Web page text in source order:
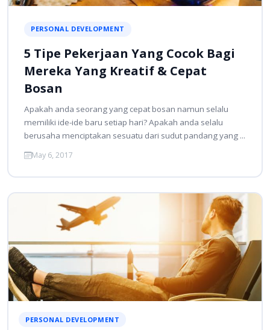
PERSONAL DEVELOPMENT
5 Tipe Pekerjaan Yang Cocok Bagi
Mereka Yang Kreatif & Cepat
Bosan
Apakah anda seorang yang cepat bosan namun selalu
memiliki ide-ide baru setiap hari? Apakah anda selalu
berusaha menciptakan sesuatu dari sudut pandang yang ...
May 6, 2017
PERSONAL DEVELOPMENT